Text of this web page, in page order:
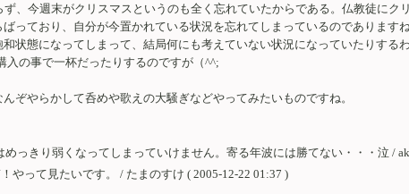
、今週末がクリスマスというのも全く忘れていたからである。仏教徒にク
っており、自分が今置かれている状況を忘れてしまっているのであります
状態になってしまって、結局何にも考えていない状況になっていたりするわ
入の事で一杯だったりするのですが（^^;
ぞやらかして呑めや歌えの大騒ぎなどやってみたいものですね。
っきり弱くなってしまっていけません。寄る年波には勝てない・・・泣 /
やって見たいです。 / たまのすけ ( 2005-12-22 01:37 )